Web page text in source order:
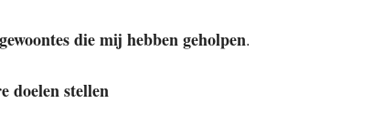
die mij hebben geholpen.
doelen stellen